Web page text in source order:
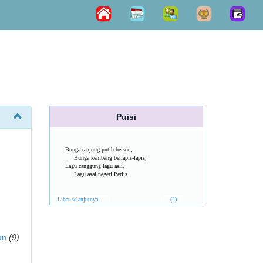
(9)
Puisi
Bunga tanjung putih berseri,
Bunga kembang berlapis-lapis;
Lagu canggung lagu asli,
Lagu asal negeri Perlis.
Lihat selanjutnya... (2)